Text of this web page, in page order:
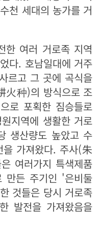
천 세대의 농가를 거
한 여러 거로족 지역
다. 호남일대에 거주
르고 그 곳에 곡식을
火种)의 방식으로 조
로 포획한 짐승들로
지역에 생활한 거로
생산량도 높았고 수
을 가져왔다. 주사(朱
여러가지 특색제품
만든 주기인 '은비둘
것들은 당시 거로족
발전을 가져왔음을